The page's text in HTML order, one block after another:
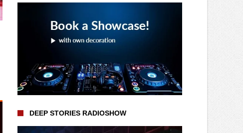
DEEP STORIES RADIOSHOW